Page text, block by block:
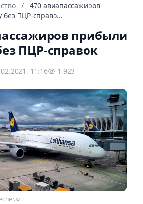
/
470 авиапассажиров
без ПЦР-справо...
прибыли
ПЦР-справок
11:16 1,923